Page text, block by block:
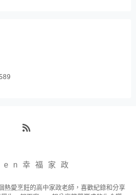
幸福家政
熱愛烹飪的高中家政老師，喜歡紀錄和分享